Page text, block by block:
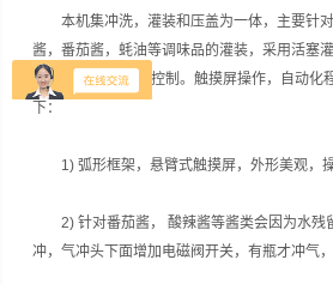
本机集冲洗，灌装和压盖为一体，主要针对
酱，番茄酱，蚝油等调味品的灌装，采用活塞
装液位精准。 PLC控制。触摸屏操作，自动化
下：
1) 弧形框架，悬臂式触摸屏，外形美观，
2) 针对番茄酱， 酸辣酱等酱类会因为水残
冲，气冲头下面增加电磁阀开关，有瓶才冲气，